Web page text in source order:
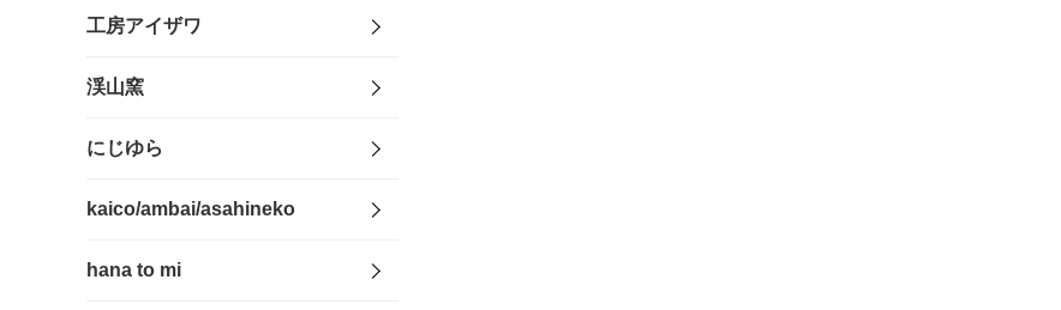
工房アイザワ
渓山窯
にじゆら
kaico/ambai/asahineko
hana to mi